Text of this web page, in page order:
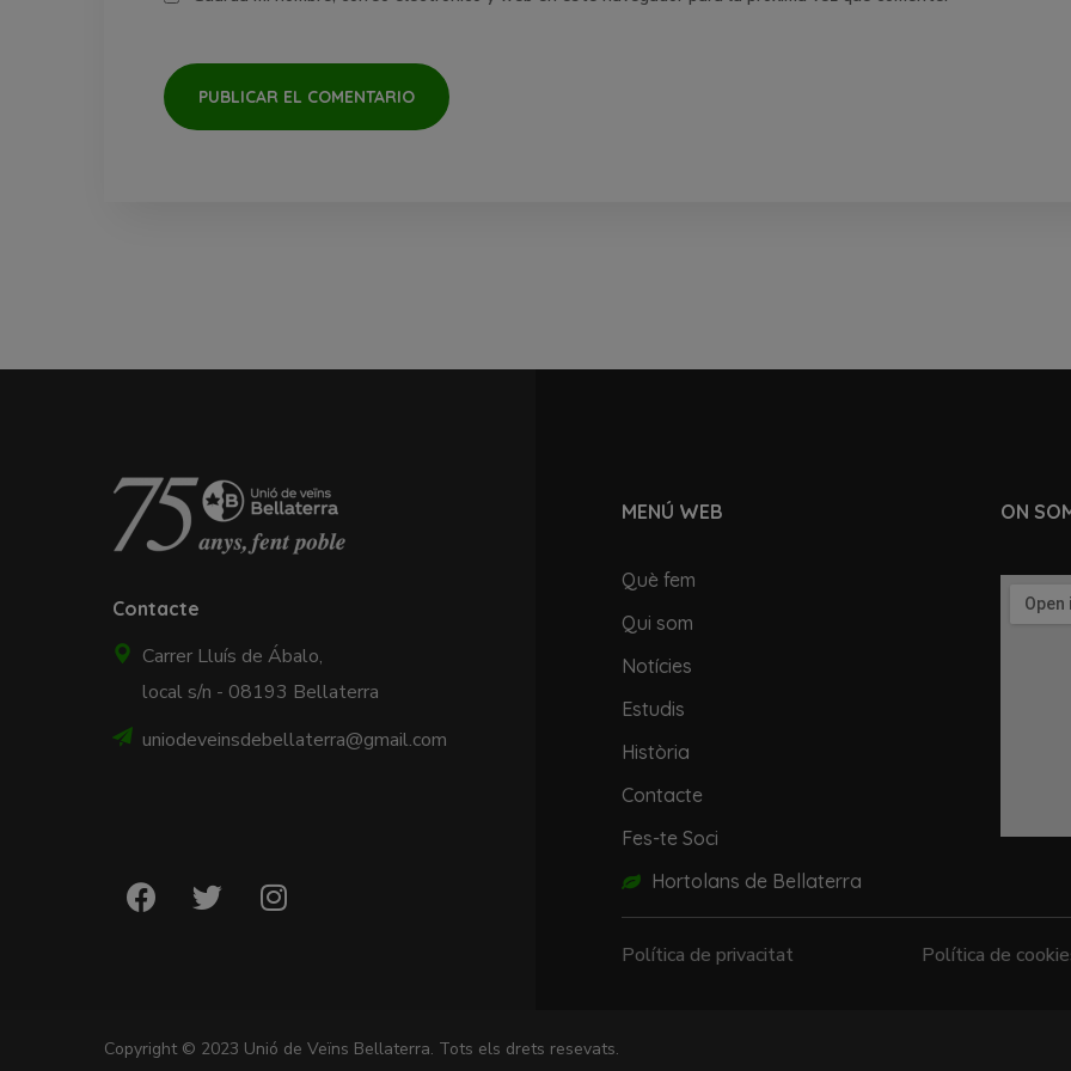
Contacte
Carrer Lluís de Ábalo,
local s/n - 08193 Bellaterra
uniodeveinsdebellaterra@gmail.com
MENÚ WEB
Què fem
Qui som
Notícies
Estudis
Història
Contacte
Fes-te Soci
Hortolans de Bellaterra
ON
Política de privacitat Política de
Copyright © 2023 Unió de Veïns Bellaterra. Tots els drets resevats.